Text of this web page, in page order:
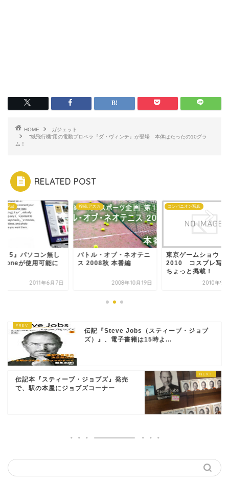
HOME
ガジェット
“紙飛行機”用の電動プロペラ『ダ・ヴィンチ』が登場 本体はたったの10グラ
ム！
RELATED POST
・iPad
5』パソコン無し
が使用可能に
2011年6月7日
投稿:アスカ
バトル・オブ・ネオテニ
ス 2008秋 本番編
2008年10月19日
コンパニオン写真
東京ゲームショウ
2010 コスプレ写
ちょっと掲載！
2010年9
伝記『Steve Jobs（スティーブ・ジョブ
ズ）』、電子書籍は15時よ...
伝記本『スティーブ・ジョブズ』発売
で、駅の本屋にジョブズコーナー